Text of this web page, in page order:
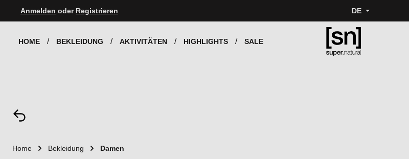
Hauptnavigation springen
Anmelden oder Registrieren DE
HOME BEKLEIDUNG AKTIVITÄTEN HIGHLIGHTS SALE
Home Bekleidung Damen